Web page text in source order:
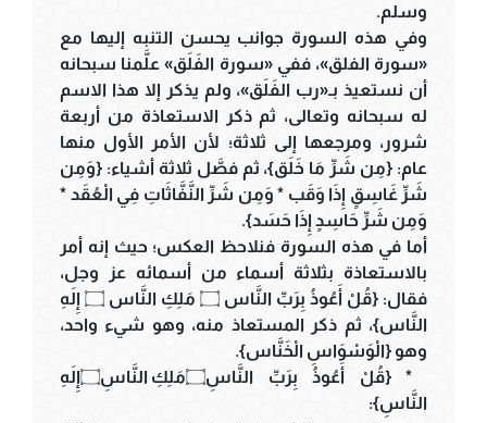
وسلم.
وفي هذه السورة جوانب يحسن التنبه إليها مع
«سورة الفلق»، ففي «سورة الفَلَق» علَّمنا سبحانه
أن نستعيذ بـ«رب الفَلَق»، ولم يذكر إلا هذا الاسم
له سبحانه وتعالى، ثم ذكر الاستعاذة من أربعة
شرور، ومرجعها إلى ثلاثة؛ لأن الأمر الأول منها
عام: {مِن شَرِّ مَا خَلَق}، ثم فصَّل ثلاثة أشياء: {وَمِن
شَرِّ غَاسِقٍ إِذَا وَقَب * وَمِن شَرِّ النَّفَّاثَاتِ فِي الْعُقَد *
وَمِن شَرِّ حَاسِدٍ إِذَا حَسَد}.
أما في هذه السورة فنلاحظ العكس؛ حيث إنه أمر
بالاستعاذة بثلاثة أسماء من أسمائه عز وجل،
فقال: {قُلْ أَعُوذُ بِرَبِّ النَّاس ۝ مَلِكِ النَّاس ۝ إِلَهِ
النَّاس}، ثم ذكر المستعاذ منه، وهو شيء واحد،
وهو {الْوَسْوَاسِ الْخَنَّاس}.
* {قُلْ أَعُوذُ بِرَبِّ النَّاسِ۝مَلِكِ النَّاسِ۝إِلَهِ
النَّاسِ}: